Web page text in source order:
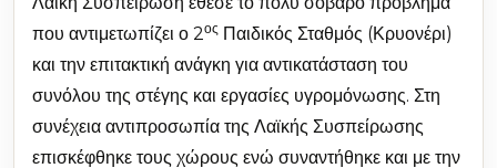
που αντιμετωπίζει ο 2ος Παιδικός Σταθμός (Κρυονέρι)
και την επιτακτική ανάγκη για αντικατάσταση του
συνόλου της στέγης και εργασίες υγρομόνωσης. Στη
συνέχεια αντιπροσωπία της Λαϊκής Συσπείρωσης
επισκέφθηκε τους χώρους ενώ συναντήθηκε και με την